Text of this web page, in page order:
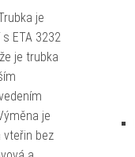
je
ETA 3232
je trubka
je
vteřin bez